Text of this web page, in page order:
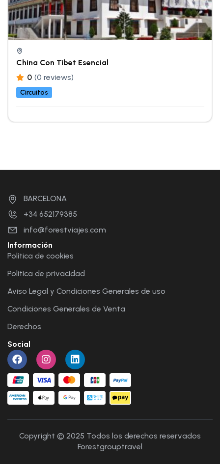
China Con Tíbet Esencial
0 (0 reviews)
Circuitos
BARCELONA
+34 652179385
info@forestviajes.com
Información
Política de cookies
Política de privacidad
Aviso Legal y Condiciones Generales de uso
Condiciones Generales de Venta
Derechos
Social
Copyright © 2025 Todos los derechos reservados
Forestgrouptravel